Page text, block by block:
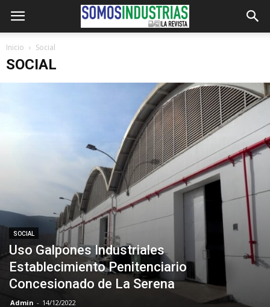
Inicio Social
SOCIAL
SOCIAL
Uso Galpones Industriales
Establecimiento Penitenciario
Concesionado de La Serena
Admin - 14/12/2022